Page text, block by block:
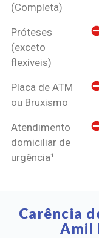
(Completa)
Próteses
(exceto
flexíveis)
Placa de ATM
ou Bruxismo
Atendimento
domiciliar de
urgência¹
Carência
Amil